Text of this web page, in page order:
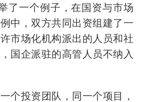
了一个例子，在国资与市场
中，双方共同出资组建了一
市场化机构派出的人员和社
国企派驻的高管人员不纳入
个投资团队，同一个项目，